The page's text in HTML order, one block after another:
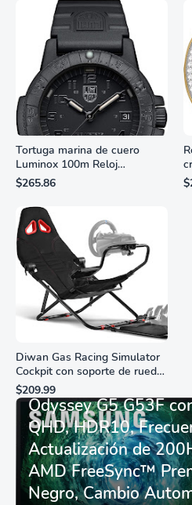
Tortuga marina de cuero
Luminox 100m Reloj
analógico de cuarzo
resistente al agua
$265.86
Diwan Gas Racing Simulator
Cockpit con soporte de rueda
de carreras plegable y
asiento - Logitech
G29/920/923/27/25,
Thrustmaster
T248/X/T300RS/T150/458/TX
$209.99
Monitor Gamer
Odyssey G5 G53F
QHD, HDR10,
Actualización de
AMD FreeSync™
Negro, Cambio